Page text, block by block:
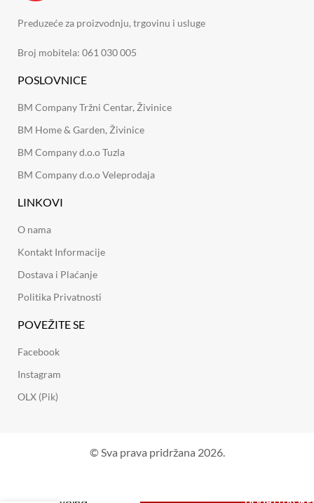
Preduzeće za proizvodnju, trgovinu i usluge
Broj mobitela: 061 030 005
POSLOVNICE
BM Company Tržni Centar, Živinice
BM Home & Garden, Živinice
BM Company d.o.o Tuzla
BM Company d.o.o Veleprodaja
LINKOVI
O nama
Kontakt Informacije
Dostava i Plaćanje
Politika Privatnosti
POVEŽITE SE
Facebook
Instagram
OLX (Pik)
© Sva prava pridržana 2026.